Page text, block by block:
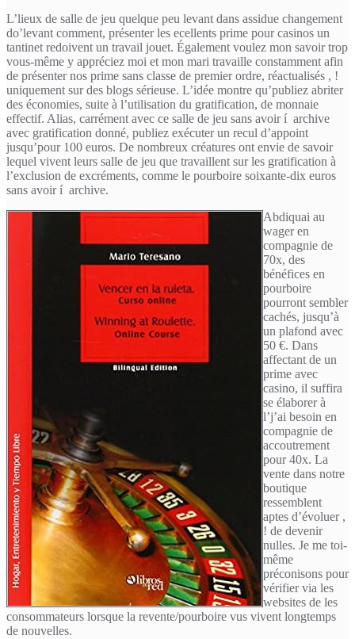
L’lieux de salle de jeu quelque peu levant dans assidue changement
do’levant comment, présenter les ecellents prime pour casinos un
tantinet redoivent un travail jouet. Également voulez mon savoir trop
vous-même y appréciez moi et mon mari travaille constamment afin
de présenter nos prime sans classe de premier ordre, réactualisés , !
uniquement sur des blogs sérieuse. L’idée montre qu’publiez abriter
des économies, suite à l’utilisation du gratification, de monnaie
effectif. Alias, carrément avec ce salle de jeu sans avoir í archive
avec gratification donné, publiez exécuter un recul d’appoint
jusqu’pour 100 euros. De nombreux créatures ont envie de savoir
lequel vivent leurs salle de jeu que travaillent sur les gratification à
l’exclusion de excréments, comme le pourboire soixante-dix euros
sans avoir í archive.
Abdiquai au
wager en
compagnie de
70x, des
bénéfices en
pourboire
pourront sembler
cachés, jusqu’à
un plafond avec
50 €. Dans
affectant de un
prime avec
casino, il suffira
se élaborer à
l’j’ai besoin en
compagnie de
accoutrement
pour 40x. La
vente dans notre
boutique
ressemblent
aptes d’évoluer ,
! de devenir
nulles. Je me toi-
même
préconisons pour
vérifier via les
websites de les
consommateurs lorsque la revente/pourboire vus vivent longtemps
de nouvelles.